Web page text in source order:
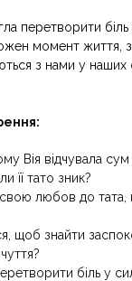
перетворити біль
момент життя,
з нами у наших
Вія відчувала
її тато зник?
любов до тата,
щоб знайти
біль у